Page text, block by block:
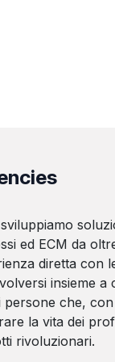
ed ECM da
diretta con
insieme a
che,
la vita dei
rivoluzionari.